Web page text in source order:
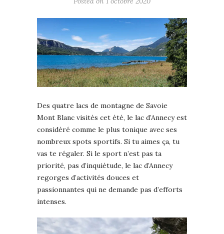
Des quatre lacs de montagne de Savoie
Mont Blanc visités cet été, le lac d’Annecy est
considéré comme le plus tonique avec ses
nombreux spots sportifs. Si tu aimes ça, tu
vas te régaler. Si le sport n’est pas ta
priorité, pas d’inquiétude, le lac d’Annecy
regorges d’activités douces et
passionnantes qui ne demande pas d’efforts
intenses.